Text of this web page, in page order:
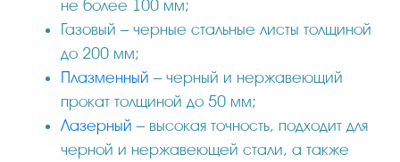
не более 100 мм;
Газовый – черные стальные листы толщиной
до 200 мм;
Плазменный – черный и нержавеющий
прокат толщиной до 50 мм;
Лазерный – высокая точность, подходит для
черной и нержавеющей стали, а также